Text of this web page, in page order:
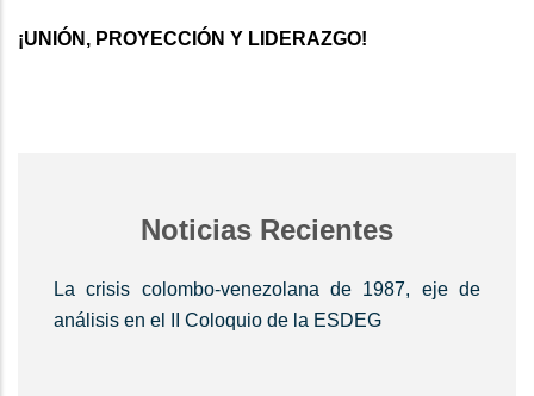
¡UNIÓN, PROYECCIÓN Y LIDERAZGO!
Noticias Recientes
La crisis colombo-venezolana de 1987, eje de
análisis en el II Coloquio de la ESDEG